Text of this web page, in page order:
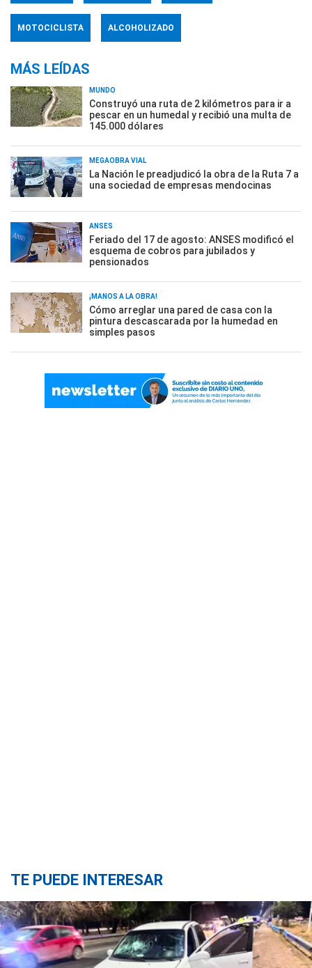
MOTOCICLISTA ALCOHOLIZADO
MÁS LEÍDAS
MUNDO
Construyó una ruta de 2 kilómetros para ir a
pescar en un humedal y recibió una multa de
145.000 dólares
MEGAOBRA VIAL
La Nación le preadjudicó la obra de la Ruta 7 a
una sociedad de empresas mendocinas
ANSES
Feriado del 17 de agosto: ANSES modificó el
esquema de cobros para jubilados y
pensionados
¡MANOS A LA OBRA!
Cómo arreglar una pared de casa con la
pintura descascarada por la humedad en
simples pasos
TE PUEDE INTERESAR